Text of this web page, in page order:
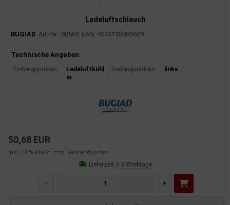
Ladeluftschlauch
BUGIAD Art.-Nr.: 88560 EAN: 4043193885609
Produktinformationen
Technische Angaben:
Einbauposition
Ladeluftkühl
er
Einbauposition links
50,68 EUR
inkl. 19 % MwSt. zzgl. Versandkosten
Lieferzeit:1-3 Werktage
- +